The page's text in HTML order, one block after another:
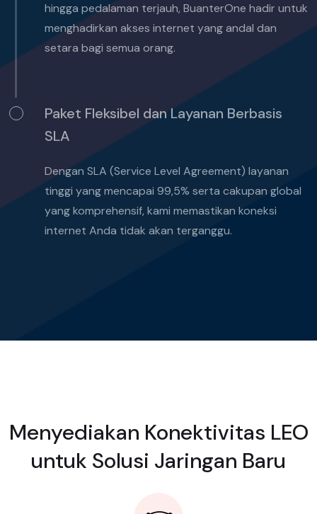
hingga pedalaman terjauh, BuanterOne hadir untuk
menghadirkan akses internet yang andal dan
setara bagi semua orang.
Paket Fleksibel dan Layanan Berbasis
SLA
Dengan SLA (Service Level Agreement) layanan
tinggi yang mencapai 99,5% serta cakupan global
yang komprehensif, kami memastikan koneksi
internet Anda tidak akan terganggu.
Menyediakan Konektivitas LEO
untuk Solusi Jaringan Baru